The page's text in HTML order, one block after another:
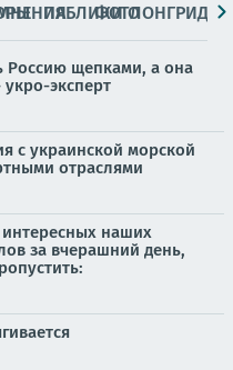
ПАБЛИКИ
ФОТОЛОНГРИДЫ
Россию щепками, а она
эксперт
с украинской морской
отраслями
наших
за вчерашний день,